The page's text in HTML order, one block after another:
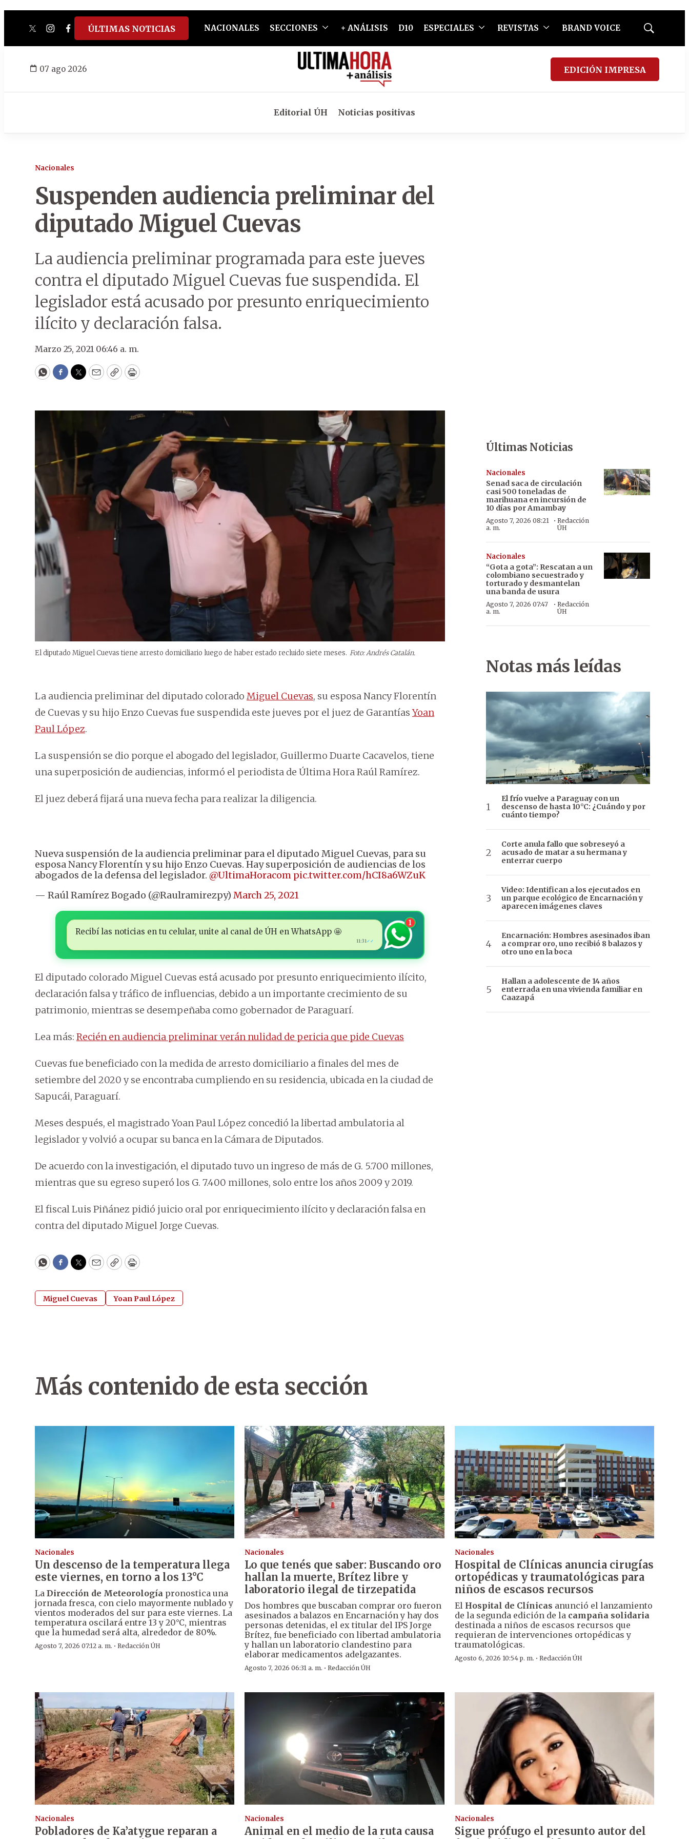
twitterinstagram
facebook
tiktokyoutube
spotify
ÚLTIMAS NOTICIAS NACIONALES SECCIONES + ANÁLISIS D10 ESPECIALES REVISTAS BRAND VOICE
Mostrar
07 ago 2026 EDICIÓN IMPRESA
Editorial ÚH Noticias positivas
Nacionales
Suspenden audiencia preliminar del
diputado Miguel Cuevas
La audiencia preliminar programada para este jueves
contra el diputado Miguel Cuevas fue suspendida. El
legislador está acusado por presunto enriquecimiento
ilícito y declaración falsa.
Marzo 25, 2021 06:46 a. m.
WhatsApp
Facebook
Twitter
EmailCopyPrint
El diputado Miguel Cuevas tiene arresto domiciliario luego de haber estado recluido siete meses. Foto: Andrés Catalán.
La audiencia preliminar del diputado colorado Miguel Cuevas, su esposa Nancy Florentín
de Cuevas y su hijo Enzo Cuevas fue suspendida este jueves por el juez de GarantíasYoan
Paul López.
La suspensión se dio porque el abogado del legislador, Guillermo Duarte Cacavelos, tiene
una superposición de audiencias, informó el periodista de Última Hora Raúl Ramírez.
El juez deberá fijará una nueva fecha para realizar la diligencia.
Nueva suspensión de la audiencia preliminar para el diputado Miguel Cuevas, para su
esposa Nancy Florentín y su hijo Enzo Cuevas. Hay superposición de audiencias de los
abogados de la defensa del legislador. @UltimaHoracom pic.twitter.com/hCI8a6WZuK
— Raúl Ramírez Bogado (@Raulramirezpy) March 25, 2021
Recibí las noticias en tu celular, unite al canal de ÚH en WhatsApp 🤩
11:31✓✓
1
El diputado colorado Miguel Cuevas está acusado por presunto enriquecimiento ilícito,
declaración falsa y tráfico de influencias, debido a un importante crecimiento de su
patrimonio, mientras se desempeñaba como gobernador de Paraguarí.
Lea más: Recién en audiencia preliminar verán nulidad de pericia que pide Cuevas
Cuevas fue beneficiado con la medida de arresto domiciliario a finales del mes de
setiembre del 2020 y se encontraba cumpliendo en su residencia, ubicada en la ciudad de
Sapucái, Paraguarí.
Meses después, el magistrado Yoan Paul López concedió la libertad ambulatoria al
legislador y volvió a ocupar su banca en la Cámara de Diputados.
De acuerdo con la investigación, el diputado tuvo un ingreso de más de G. 5.700 millones,
mientras que su egreso superó los G. 7.400 millones, solo entre los años 2009 y 2019.
El fiscal Luis Piñánez pidió juicio oral por enriquecimiento ilícito y declaración falsa en
contra del diputado Miguel Jorge Cuevas.
WhatsApp
Facebook
Twitter
EmailCopyPrint
Miguel Cuevas Yoan Paul López
Últimas Noticias
Nacionales
Senad saca de circulación
casi 500 toneladas de
marihuana en incursión de
10 días por Amambay
Agosto 7, 2026 08:21
a. m.
·Redacción
ÚH
Nacionales
“Gota a gota”: Rescatan a un
colombiano secuestrado y
torturado y desmantelan
una banda de usura
Agosto 7, 2026 07:47
a. m.
· Redacción
ÚH
Notas más leídas
El frío vuelve a Paraguay con un
descenso de hasta 10°C: ¿Cuándo y por
cuánto tiempo?
Corte anula fallo que sobreseyó a
acusado de matar a su hermana y
enterrar cuerpo
Video: Identifican a los ejecutados en
un parque ecológico de Encarnación y
aparecen imágenes claves
Encarnación: Hombres asesinados iban
a comprar oro, uno recibió 8 balazos y
otro uno en la boca
Hallan a adolescente de 14 años
enterrada en una vivienda familiar en
Caazapá
Más contenido de esta sección
Nacionales
Un descenso de la temperatura llega
este viernes, en torno a los 13°C
La Dirección de Meteorología pronostica una
jornada fresca, con cielo mayormente nublado y
vientos moderados del sur para este viernes. La
temperatura oscilará entre 13 y 20°C, mientras
que la humedad será alta, alrededor de 80%.
Agosto 7, 2026 07:12 a. m. · Redacción ÚH
Nacionales
Lo que tenés que saber: Buscando oro
hallan la muerte, Brítez libre y
laboratorio ilegal de tirzepatida
Dos hombres que buscaban comprar oro fueron
asesinados a balazos en Encarnación y hay dos
personas detenidas, el ex titular del IPS Jorge
Brítez, fue beneficiado con libertad ambulatoria
y hallan un laboratorio clandestino para
elaborar medicamentos adelgazantes.
Agosto 7, 2026 06:31 a. m. ·Redacción ÚH
Nacionales
Hospital de Clínicas anuncia cirugías
ortopédicas y traumatológicas para
niños de escasos recursos
El Hospital de Clínicas anunció el lanzamiento
de la segunda edición de la campaña solidaria
destinada a niños de escasos recursos que
requieran de intervenciones ortopédicas y
traumatológicas.
Agosto 6, 2026 10:54 p. m. · Redacción ÚH
Nacionales
Pobladores de Ka’atygue reparan a
Nacionales
Animal en el medio de la ruta causa
Nacionales
Sigue prófugo el presunto autor del